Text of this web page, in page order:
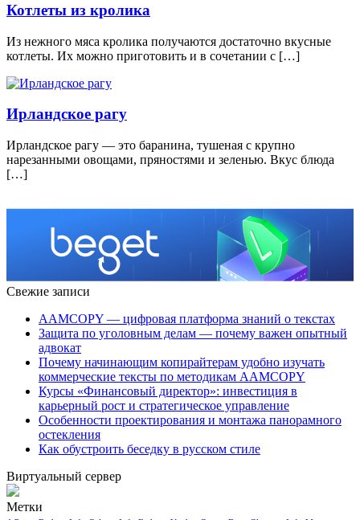
Котлеты из кролика
Из нежного мяса кролика получаются достаточно вкусные
котлеты. Их можно приготовить и в сочетании с […]
Ирландское рагу
Ирландское рагу — это баранина, тушеная с крупно
нарезанными овощами, пряностями и зеленью. Вкус блюда
[…]
Свежие записи
AAMCOPY — цифровая платформа знаний о текстах
Защита по уголовным делам — почему важен опытный
адвокат
Почему начинающим копирайтерам удобно изучать
коммерческие тексты по методикам AAMCOPY
Курсы «Финансовый директор»: инвестиция в
карьерный рост и стратегическое управление
Особенности проектирования и монтажа панорамного
остекления
Как обустроить беседку в русском стиле
Виртуальный сервер
Метки